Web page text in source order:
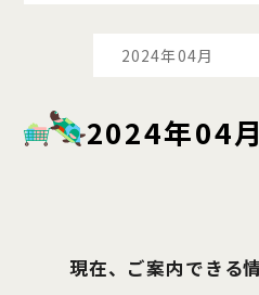
2024年04月
2024年04月
現在、ご案内できる